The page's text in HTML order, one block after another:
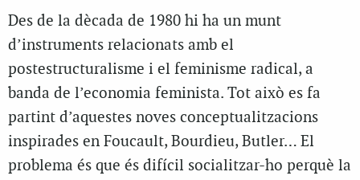
Des de la dècada de 1980 hi ha un munt
d’instruments relacionats amb el
postestructuralisme i el feminisme radical, a
banda de l’economia feminista. Tot això es fa
partint d’aquestes noves conceptualitzacions
inspirades en Foucault, Bourdieu, Butler… El
problema és que és difícil socialitzar-ho perquè la